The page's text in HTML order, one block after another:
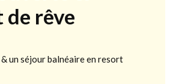
rêve
un séjour balnéaire en resort